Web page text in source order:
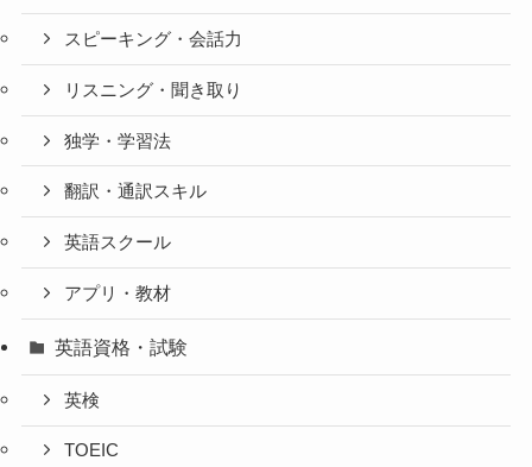
スピーキング・会話力
リスニング・聞き取り
独学・学習法
翻訳・通訳スキル
英語スクール
アプリ・教材
英語資格・試験
英検
TOEIC